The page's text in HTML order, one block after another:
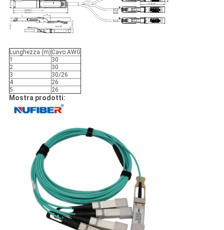
Lunghezza (m) Cavo AWG
1
30
2
30
3
30/26
4
26
5
26
Mostra prodotti: